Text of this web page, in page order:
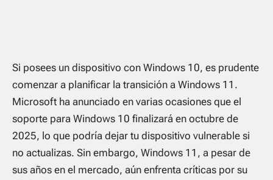
Si posees un dispositivo con Windows 10, es prudente
comenzar a planificar la transición a Windows 11.
Microsoft ha anunciado en varias ocasiones que el
soporte para Windows 10 finalizará en octubre de
2025, lo que podría dejar tu dispositivo vulnerable si
no actualizas. Sin embargo, Windows 11, a pesar de
sus años en el mercado, aún enfrenta críticas por su